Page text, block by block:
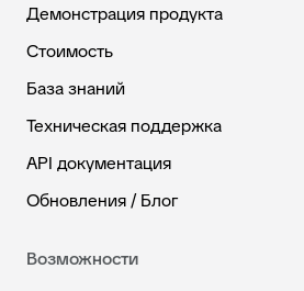
Демонстрация продукта
Стоимость
База знаний
Техническая поддержка
API документация
Обновления / Блог
Возможности